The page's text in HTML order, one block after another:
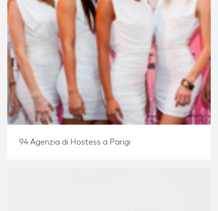
94 Agenzia di Hostess a Parigi